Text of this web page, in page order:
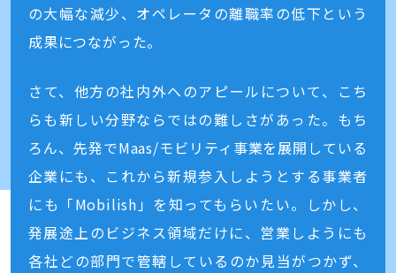
の大幅な減少、オペレータの離職率の低下という
成果につながった。
さて、他方の社内外へのアピールについて、こち
らも新しい分野ならではの難しさがあった。もち
ろん、先発でMaas/モビリティ事業を展開している
企業にも、これから新規参入しようとする事業者
にも「Mobilish」を知ってもらいたい。しかし、
発展途上のビジネス領域だけに、営業しようにも
各社どの部門で管轄しているのか見当がつかず、